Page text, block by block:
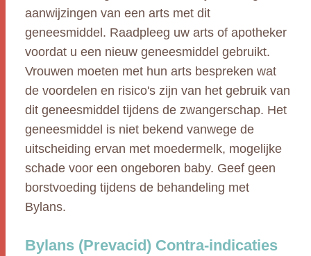
aanwijzingen van een arts met dit
geneesmiddel. Raadpleeg uw arts of apotheker
voordat u een nieuw geneesmiddel gebruikt.
Vrouwen moeten met hun arts bespreken wat
de voordelen en risico's zijn van het gebruik van
dit geneesmiddel tijdens de zwangerschap. Het
geneesmiddel is niet bekend vanwege de
uitscheiding ervan met moedermelk, mogelijke
schade voor een ongeboren baby. Geef geen
borstvoeding tijdens de behandeling met
Bylans.
Bylans (Prevacid) Contra-indicaties